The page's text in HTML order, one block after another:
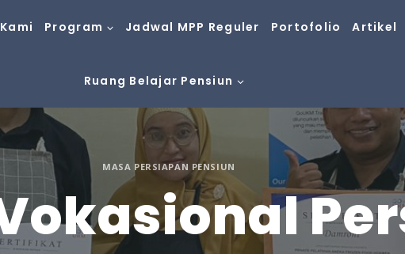
Program Jadwal MPP Reguler Portofolio Artikel
Ruang Belajar Pensiun
MASA PERSIAPAN PENSIUN